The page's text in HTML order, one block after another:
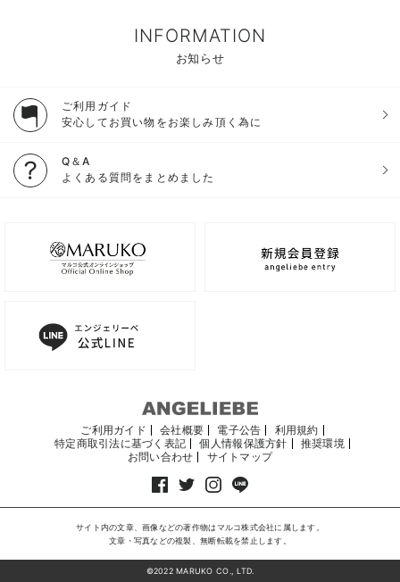
INFORMATION
お知らせ
ご利用ガイド
安心してお買い物をお楽しみ頂く為に
Q＆A
よくある質問をまとめました
ご利用ガイド 会社概要 電子公告
利用規約
特定商取引法に基づく表記
個人情報保護方針
推奨環境
お問い合わせ
サイトマップ
サイト内の文章、画像などの著作物はマルコ株式会社に属します。
文章・写真などの複製、無断転載を禁止します。
©2022 MARUKO CO., LTD.